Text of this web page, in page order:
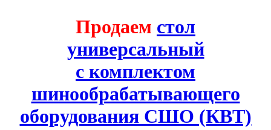
Продаем стол
универсальный
с комплектом
шинообрабатывающего
оборудования СШО (КВТ)